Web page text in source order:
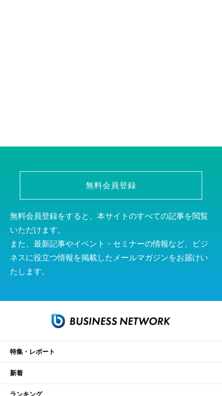
無料会員登録
無料会員登録をすると、本サイトのすべての記事を閲覧
いただけます。
また、最新記事やイベント・セミナーの情報など、ビジ
ネスに役立つ情報を掲載したメールマガジンをお届けい
たします。
特集・レポート
新着
ランキング